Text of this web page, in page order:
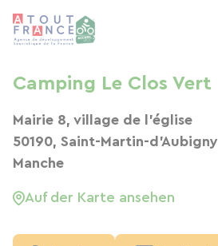
Camping Le Clos Vert
Mairie 8, village de l'église
50190, Saint-Martin-d'Aubigny
Manche
Auf der Karte ansehen